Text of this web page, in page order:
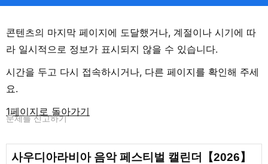
콘텐츠의 마지막 페이지에 도달했거나, 계절이나 시기에 따
라 일시적으로 정보가 표시되지 않을 수 있습니다.
시간을 두고 다시 접속하시거나, 다른 페이지를 확인해 주세
요.
1페이지로 돌아가기
문제를 신고하기
사우디아라비아 음악 페스티벌 캘린더【2026】